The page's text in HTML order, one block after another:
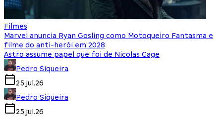
Filmes
Marvel anuncia Ryan Gosling como Motoqueiro Fantasma e
filme do anti-herói em 2028
Astro assume papel que foi de Nicolas Cage
Pedro Siqueira
25.jul.26
Pedro Siqueira
25.jul.26